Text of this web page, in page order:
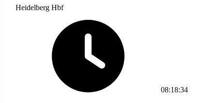
Heidelberg Hbf
08:18:34